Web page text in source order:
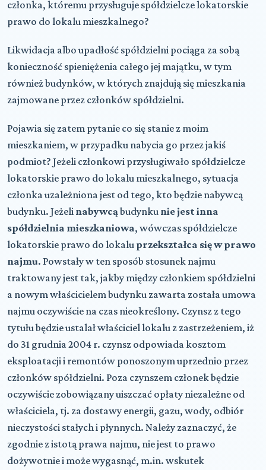
członka, któremu przysługuje spółdzielcze lokatorskie
prawo do lokalu mieszkalnego?
Likwidacja albo upadłość spółdzielni pociąga za sobą
konieczność spieniężenia całego jej majątku, w tym
również budynków, w których znajdują się mieszkania
zajmowane przez członków spółdzielni.
Pojawia się zatem pytanie co się stanie z moim
mieszkaniem, w przypadku nabycia go przez jakiś
podmiot? Jeżeli członkowi przysługiwało spółdzielcze
lokatorskie prawo do lokalu mieszkalnego, sytuacja
członka uzależniona jest od tego, kto będzie nabywcą
budynku. Jeżeli nabywcąbudynku nie jest inna
spółdzielnia mieszkaniowa, wówczas spółdzielcze
lokatorskie prawo do lokalu przekształca się w prawo
najmu. Powstały w ten sposób stosunek najmu
traktowany jest tak, jakby między członkiem spółdzielni
a nowym właścicielem budynku zawarta została umowa
najmu oczywiście na czas nieokreślony. Czynsz z tego
tytułu będzie ustalał właściciel lokalu z zastrzeżeniem, iż
do 31 grudnia 2004 r. czynsz odpowiada kosztom
eksploatacji i remontów ponoszonym uprzednio przez
członków spółdzielni. Poza czynszem członek będzie
oczywiście zobowiązany uiszczać opłaty niezależne od
właściciela, tj. za dostawy energii, gazu, wody, odbiór
nieczystości stałych i płynnych. Należy zaznaczyć, że
zgodnie z istotą prawa najmu, nie jest to prawo
dożywotnie i może wygasnąć, m.in. wskutek